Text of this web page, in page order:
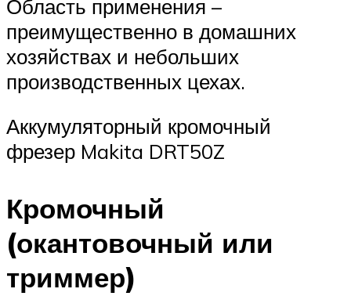
Область применения –
преимущественно в домашних
хозяйствах и небольших
производственных цехах.
Аккумуляторный кромочный
фрезер Makita DRT50Z
Кромочный
(окантовочный или
триммер)